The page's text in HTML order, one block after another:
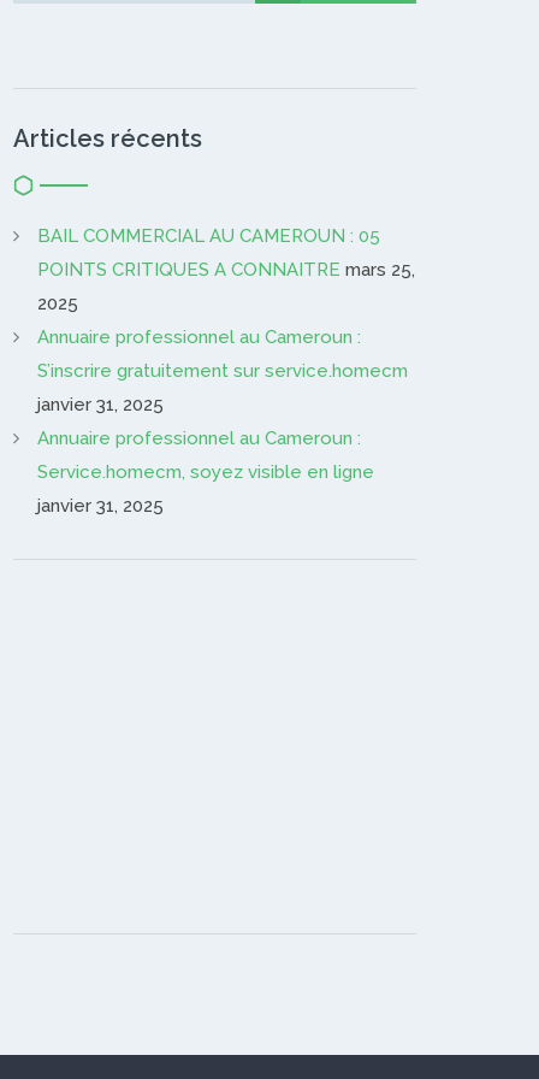
Articles récents
BAIL COMMERCIAL AU CAMEROUN : 05
POINTS CRITIQUES A CONNAITRE mars 25,
2025
Annuaire professionnel au Cameroun :
S’inscrire gratuitement sur service.homecm
janvier 31, 2025
Annuaire professionnel au Cameroun :
Service.homecm, soyez visible en ligne
janvier 31, 2025